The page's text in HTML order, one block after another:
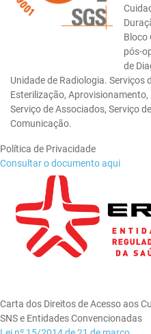
Bloco
pós-
de
Unidade de Radiologia. Serviços
Esterilização,
Serviço de Associados, Serviço
Comunicação.
Política de Privacidade
Consultar o documento aqui
Carta dos Direitos de Acesso aos
SNS e Entidades Convencionadas